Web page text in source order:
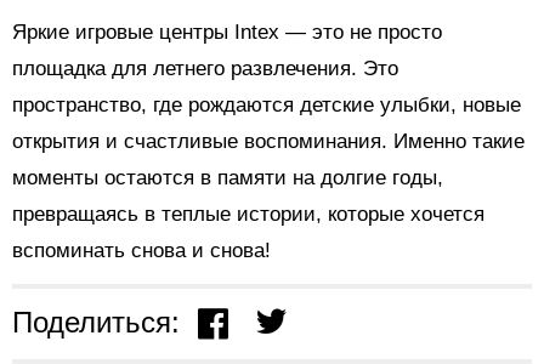
Яркие игровые центры Intex — это не просто
площадка для летнего развлечения. Это
пространство, где рождаются детские улыбки, новые
открытия и счастливые воспоминания. Именно такие
моменты остаются в памяти на долгие годы,
превращаясь в теплые истории, которые хочется
вспоминать снова и снова!
Поделиться: